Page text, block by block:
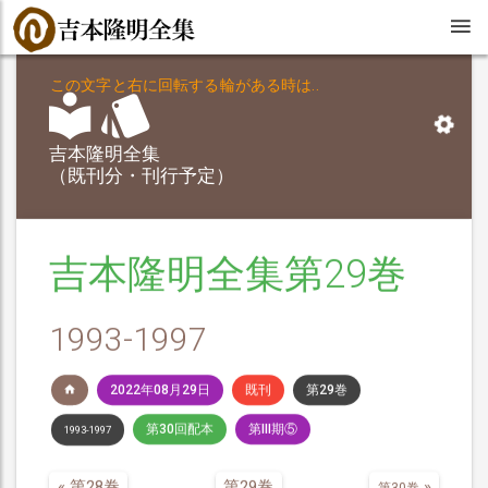
吉本隆明全集
（既刊分・刊行予定）
この文字と右に回転する輪がある時は..
吉本隆明全集第29巻
1993-1997
2022年08月29日 既刊 第29巻
1993-1997 第30回配本 第III期⑤